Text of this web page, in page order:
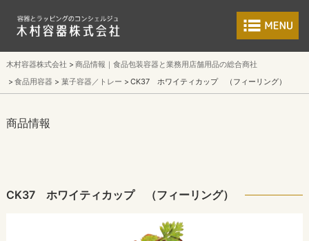
食品包装容器と
木村容器株式会社
商品情報｜食品包装容器と業務用店舗用品の総合商社
食品用容器
菓子容器／トレー CK37 ホワイティカップ （フィーリング）
商品情報
CK37 ホワイティカップ （フィーリング）